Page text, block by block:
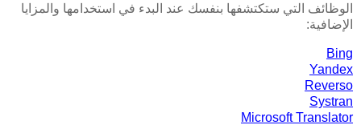
الوظائف التي ستكتشفها بنفسك عند البدء في استخدامها والمزايا
الإضافية:
Bing
Yandex
Reverso
Systran
Microsoft Translator